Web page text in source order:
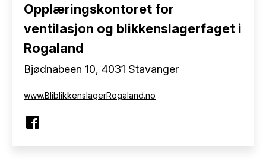
Opplæringskontoret for
ventilasjon og blikkenslagerfaget i
Rogaland
Bjødnabeen 10, 4031 Stavanger
www.BliblikkenslagerRogaland.no